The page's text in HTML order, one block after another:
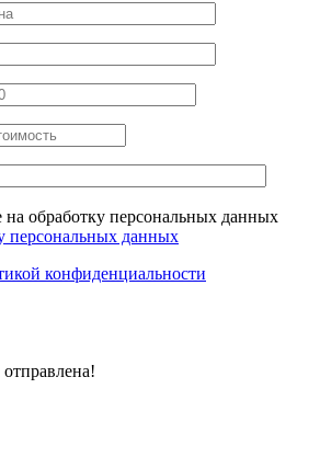
обработку персональных данных
персональных данных
конфиденциальности